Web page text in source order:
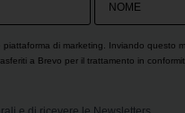
belle!! Grazie!
piattaforma di marketing. Inviando questo
a Brevo per il trattamento in